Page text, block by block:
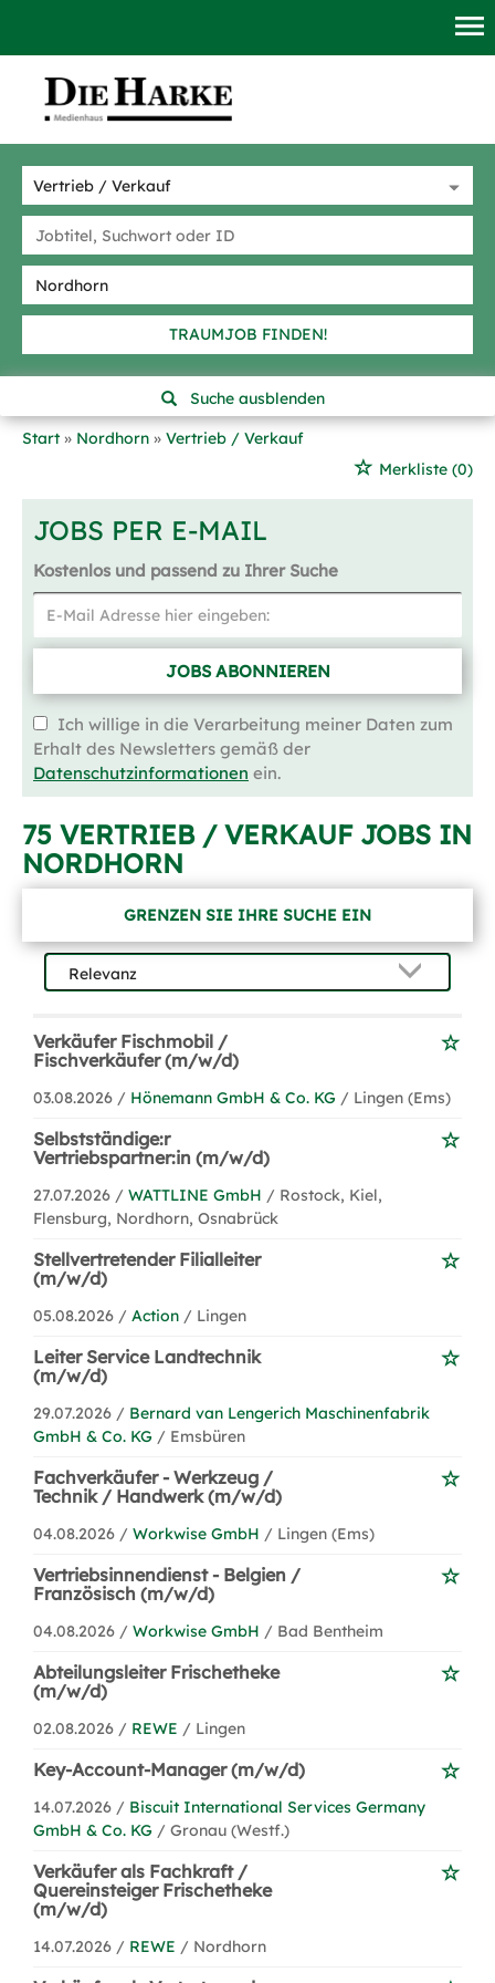
TRAUMJOB FINDEN!
Suche ausblenden
Start
Nordhorn
Vertrieb / Verkauf
Merkliste (0)
JOBS PER E-MAIL
Kostenlos und passend zu Ihrer Suche
JOBS ABONNIEREN
Ich willige in die Verarbeitung meiner Daten zum
Erhalt des Newsletters gemäß der
Datenschutzinformationen ein.
75 VERTRIEB / VERKAUF JOBS IN
NORDHORN
GRENZEN SIE IHRE SUCHE EIN
Verkäufer Fischmobil /
Fischverkäufer (m/w/d)
03.08.2026 / Hönemann GmbH & Co. KG / Lingen (Ems)
Selbstständige:r
Vertriebspartner:in (m/w/d)
27.07.2026 / WATTLINE GmbH / Rostock, Kiel,
Flensburg, Nordhorn, Osnabrück
Stellvertretender Filialleiter
(m/w/d)
05.08.2026 / Action / Lingen
Leiter Service Landtechnik
(m/w/d)
29.07.2026 / Bernard van Lengerich Maschinenfabrik
GmbH & Co. KG / Emsbüren
Fachverkäufer - Werkzeug /
Technik / Handwerk (m/w/d)
04.08.2026 / Workwise GmbH / Lingen (Ems)
Vertriebsinnendienst - Belgien /
Französisch (m/w/d)
04.08.2026 / Workwise GmbH / Bad Bentheim
Abteilungsleiter Frischetheke
(m/w/d)
02.08.2026 / REWE / Lingen
Key-Account-Manager (m/w/d)
14.07.2026 / Biscuit International Services Germany
GmbH & Co. KG / Gronau (Westf.)
Verkäufer als Fachkraft /
Quereinsteiger Frischetheke
(m/w/d)
14.07.2026 / REWE / Nordhorn